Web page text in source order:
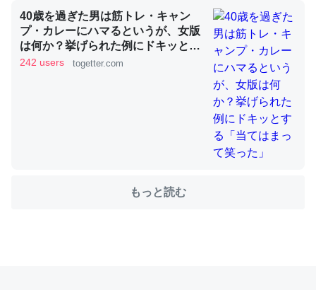
ウチもEchoを実家に置いて４年。でたまに覗いてる。ぼ
ちぼちRingも置こうかと画策中。あと、Googleマップで
位置情報を共有してる。電池残量や充電中かが分かるので
─たまにLINEするくらいだった遠方の父67歳と僕。ITツール導入で
コミュニケーションが劇的に変化した｜tayorini by LIFULL介護
40歳を過ぎた男は筋トレ・キャン
プ・カレーにハマるというが、女版
は何か？挙げられた例にドキッとす
る「当てはまって笑った」
242 users togetter.com
もっと読む